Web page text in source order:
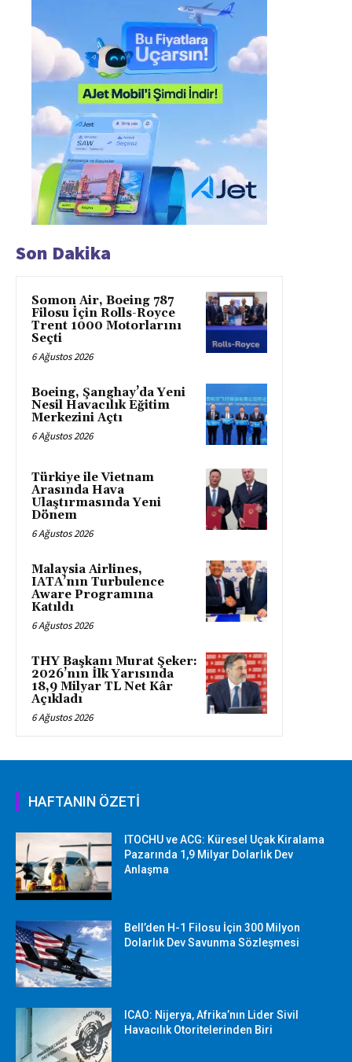
Son Dakika
Somon Air, Boeing 787
Filosu İçin Rolls-Royce
Trent 1000 Motorlarını
Seçti
6 Ağustos 2026
Boeing, Şanghay’da Yeni
Nesil Havacılık Eğitim
Merkezini Açtı
6 Ağustos 2026
Türkiye ile Vietnam
Arasında Hava
Ulaştırmasında Yeni
Dönem
6 Ağustos 2026
Malaysia Airlines,
IATA’nın Turbulence
Aware Programına
Katıldı
6 Ağustos 2026
THY Başkanı Murat Şeker:
2026’nın İlk Yarısında
18,9 Milyar TL Net Kâr
Açıkladı
6 Ağustos 2026
HAFTANIN ÖZETİ
ITOCHU ve ACG: Küresel Uçak Kiralama
Pazarında 1,9 Milyar Dolarlık Dev
Anlaşma
Bell’den H-1 Filosu İçin 300 Milyon
Dolarlık Dev Savunma Sözleşmesi
ICAO: Nijerya, Afrika’nın Lider Sivil
Havacılık Otoritelerinden Biri